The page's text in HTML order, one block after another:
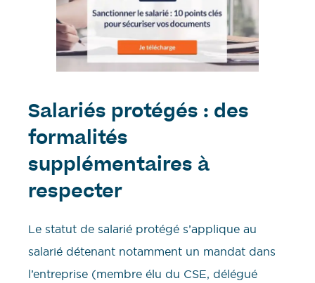
Salariés protégés : des
formalités
supplémentaires à
respecter
Le statut de salarié protégé s’applique au
salarié détenant notamment un mandat dans
l’entreprise (membre élu du CSE, délégué